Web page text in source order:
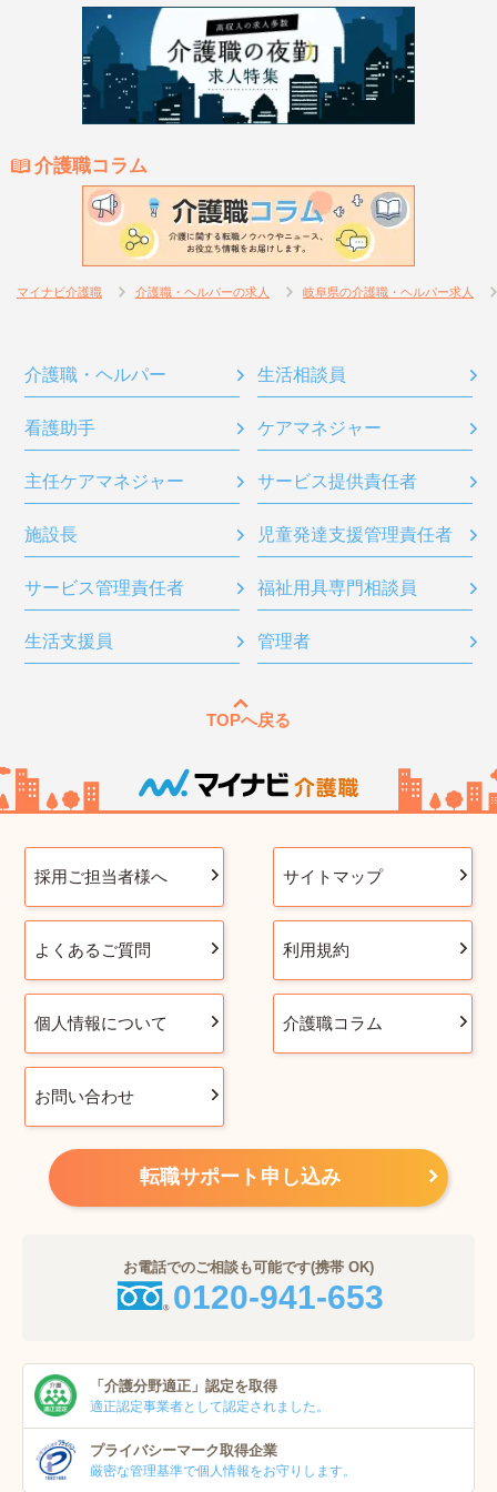
介護職コラム
マイナビ介護職 介護職・ヘルパーの求人 岐阜県の介護職・ヘルパー求人
介護職・ヘルパー 生活相談員
看護助手 ケアマネジャー
主任ケアマネジャー サービス提供責任者
施設長 児童発達支援管理責任者
サービス管理責任者 福祉用具専門相談員
生活支援員 管理者
TOPへ戻る
採用ご担当者様へ サイトマップ
よくあるご質問 利用規約
個人情報について 介護職コラム
お問い合わせ
転職サポート申し込み
お電話でのご相談も可能です(携帯 OK)
0120-941-653
「介護分野適正」 認定を取得
適正認定事業者として認定されました。
プライバシーマーク取得企業
厳密な管理基準で個人情報をお守りします。